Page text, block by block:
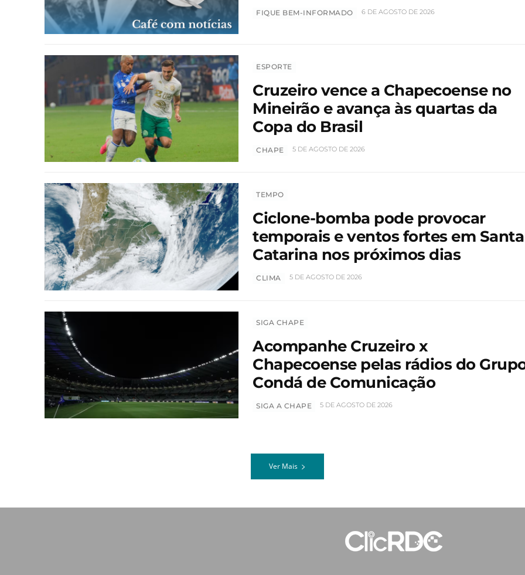
FIQUE BEM-INFORMADO 6 DE AGOSTO DE 2026
ESPORTE
Cruzeiro vence a Chapecoense no
Mineirão e avança às quartas da
Copa do Brasil
CHAPE 5 DE AGOSTO DE 2026
TEMPO
Ciclone-bomba pode provocar
temporais e ventos fortes em Santa
Catarina nos próximos dias
CLIMA 5 DE AGOSTO DE 2026
SIGA CHAPE
Acompanhe Cruzeiro x
Chapecoense pelas rádios do
Condá de Comunicação
SIGA A CHAPE 5 DE AGOSTO DE 2026
Ver Mais